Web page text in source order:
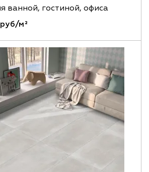
ванной, гостиной, офиса
руб/м²